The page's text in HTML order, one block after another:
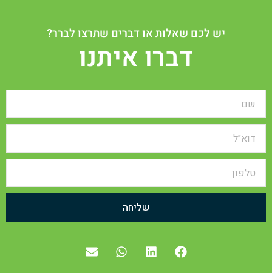
יש לכם שאלות או דברים שתרצו לברר?
דברו איתנו
שליחה